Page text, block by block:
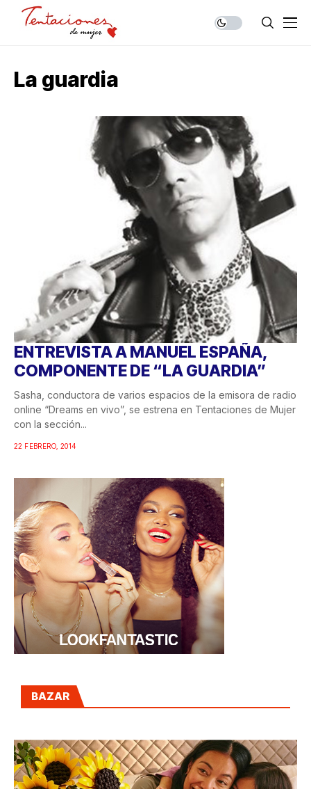
La guardia
ENTREVISTA A MANUEL ESPAÑA,
COMPONENTE DE “LA GUARDIA”
Sasha, conductora de varios espacios de la emisora de radio
online “Dreams en vivo”, se estrena en Tentaciones de Mujer
con la sección...
22 FEBRERO, 2014
BAZAR